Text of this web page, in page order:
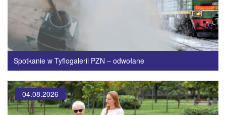
Spotkanie w Tyflogalerii PZN – odwołane
04.08.2026